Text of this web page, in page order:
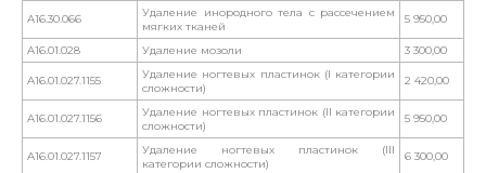
A16.30.066
Удаление инородного тела с рассечением
мягких тканей
5 950,00
A16.01.028 Удаление мозоли 3 300,00
A16.01.027.1155
Удаление ногтевых пластинок (I категории
сложности)
2 420,00
A16.01.027.1156
Удаление ногтевых пластинок (II категории
сложности)
5 950,00
A16.01.027.1157
Удаление ногтевых пластинок (III
категории сложности)
6 300,00